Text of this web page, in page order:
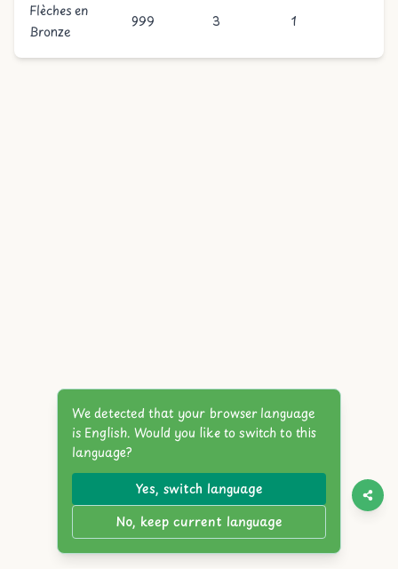
Flèches en
Bronze
999 3 1
We detected that your browser language
is English. Would you like to switch to this
language?
Yes, switch language
No, keep current language